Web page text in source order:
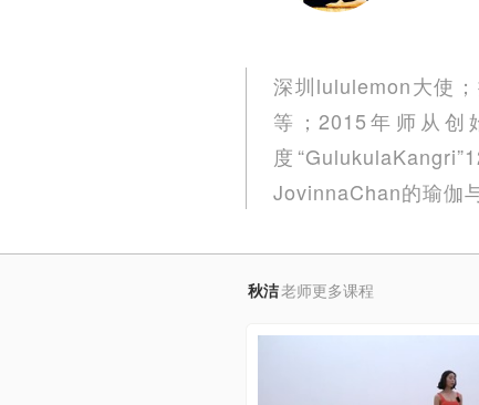
深圳lululemon大使
等；2015年师从
度
JovinnaChan的瑜伽
秋洁老师更多课程